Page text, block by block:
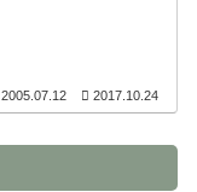
2005.07.12 2017.10.24